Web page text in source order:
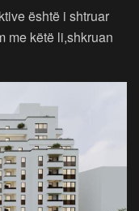
është i shtruar
me këtë li,shkruan